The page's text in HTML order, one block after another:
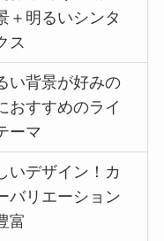
＋明るいシンタ
ス
い背景が好みの
おすすめのライ
ーマ
いデザイン！カ
バリエーション
富